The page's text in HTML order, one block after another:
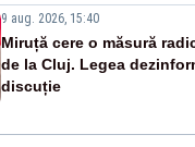
9 aug. 2026, 15:40
Miruță cere o măsură
de la Cluj. Legea
discuție